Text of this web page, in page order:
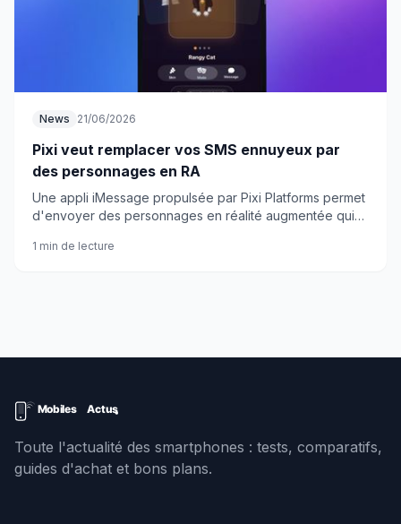
News 21/06/2026
Pixi veut remplacer vos SMS ennuyeux par
des personnages en RA
Une appli iMessage propulsée par Pixi Platforms permet
d'envoyer des personnages en réalité augmentée qui
1 min de lecture
Toute l'actualité des smartphones : tests, comparatifs,
guides d'achat et bons plans.